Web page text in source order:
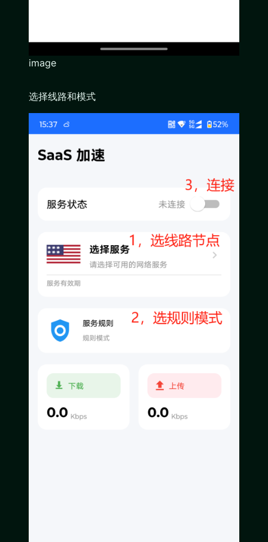
image
选择线路和模式